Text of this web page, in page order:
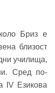
Бриз е
близост
училища,
Сред по-
IV Езикова